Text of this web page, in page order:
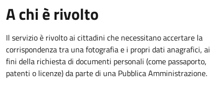
A chi è rivolto
Il servizio è rivolto ai cittadini che necessitano accertare la
corrispondenza tra una fotografia e i propri dati anagrafici, ai
fini della richiesta di documenti personali (come passaporto,
patenti o licenze) da parte di una Pubblica Amministrazione.